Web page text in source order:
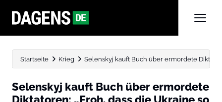
Startseite Krieg Selenskyj kauft Buch über ermordete
Selenskyj kauft Buch über ermordete